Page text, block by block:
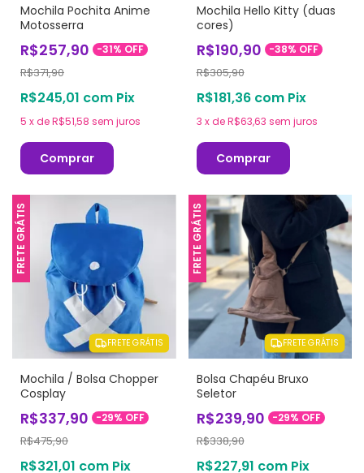
Mochila Pochita Anime
Motosserra
R$257,90 -31% OFF
R$371,90
R$245,01 com Pix
5 xdeR$51,58 sem juros
Comprar
Mochila Hello Kitty (duas
cores)
R$190,90 -38% OFF
R$305,90
R$181,36 com Pix
3 xdeR$63,63 sem juros
Comprar
FRETE GRÁTIS
FRETE GRÁTIS
Mochila / Bolsa Chopper
Cosplay
R$337,90 -29% OFF
R$475,90
R$321,01 com Pix
FRETE GRÁTIS
FRETE GRÁTIS
Bolsa Chapéu Bruxo
Seletor
R$239,90 -29% OFF
R$338,90
R$227,91 com Pix